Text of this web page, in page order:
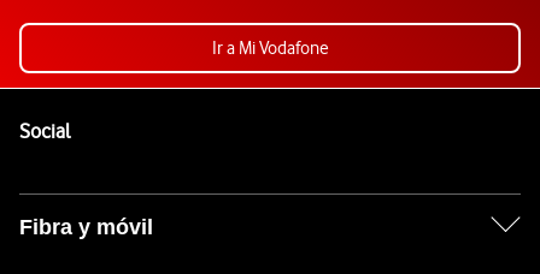
Ir a Mi Vodafone
SocialEnlaces a las redes sociales de Vodafone
Fibra y móvil